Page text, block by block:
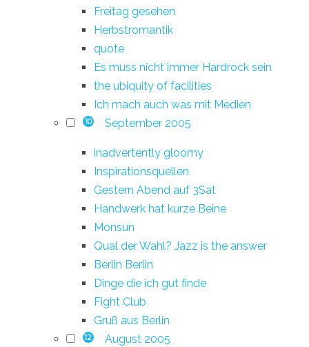
Freitag gesehen
Herbstromantik
quote
Es muss nicht immer Hardrock sein
the ubiquity of facilities
Ich mach auch was mit Medien
10 September 2005
inadvertently gloomy
Inspirationsquellen
Gestern Abend auf 3Sat
Handwerk hat kurze Beine
Monsun
Qual der Wahl? Jazz is the answer
Berlin Berlin
Dinge die ich gut finde
Fight Club
Gruß aus Berlin
12 August 2005